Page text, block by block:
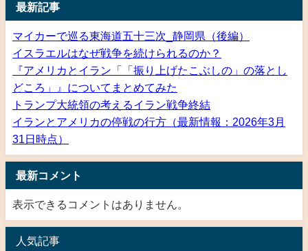
最新記事
マイカーで巡る東海道五十三次_静岡県（後編）
イスラエルはなぜ戦争を続けられるのか？
『アメリカとイラン「「振り上げたこぶしの」の落とし
どころ」』についてまとめてみた
トランプ大統領の考えるイラン戦争終結
イランとアメリカの停戦の行方（最新情報：2026年3月
31日時点）
最新コメント
表示できるコメントはありません。
人気記事